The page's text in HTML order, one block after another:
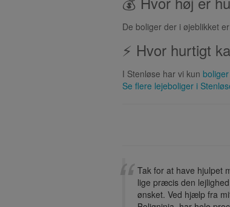
De boliger der i øjeblikket er
⚡ Hvor hurtigt
I Stenløse har vi kun
Se flere lejeboliger i
Tak for at have hjulpet
lige præcis den
ønsket. Ved hjælp fra